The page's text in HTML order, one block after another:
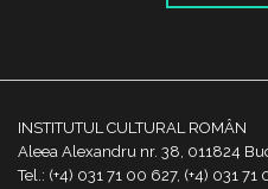
INSTITUTUL CULTURAL ROMÂN
Aleea Alexandru nr. 38, 011824
Tel.: (+4) 031 71 00 627, (+4) 031